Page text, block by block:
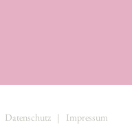
Datenschutz | Impressum